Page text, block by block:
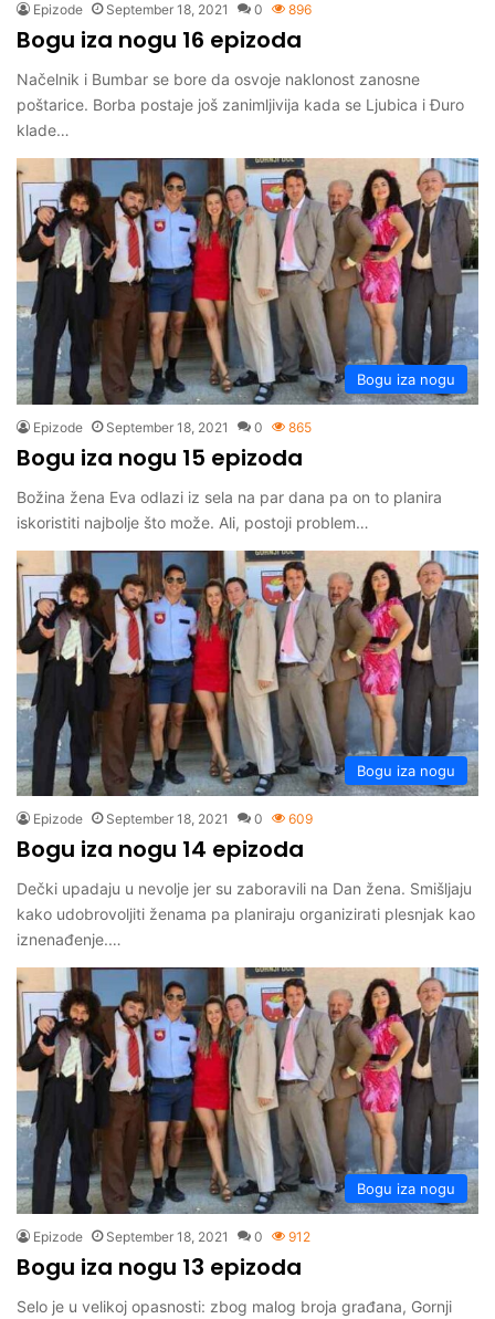
Epizode September 18, 2021 0 896
Bogu iza nogu 16 epizoda
Načelnik i Bumbar se bore da osvoje naklonost zanosne
poštarice. Borba postaje još zanimljivija kada se Ljubica i Đuro
klade…
Bogu iza nogu
Epizode September 18, 2021 0 865
Bogu iza nogu 15 epizoda
Božina žena Eva odlazi iz sela na par dana pa on to planira
iskoristiti najbolje što može. Ali, postoji problem…
Bogu iza nogu
Epizode September 18, 2021 0 609
Bogu iza nogu 14 epizoda
Dečki upadaju u nevolje jer su zaboravili na Dan žena. Smišljaju
kako udobrovoljiti ženama pa planiraju organizirati plesnjak kao
iznenađenje.…
Bogu iza nogu
Epizode September 18, 2021 0 912
Bogu iza nogu 13 epizoda
Selo je u velikoj opasnosti: zbog malog broja građana, Gornji